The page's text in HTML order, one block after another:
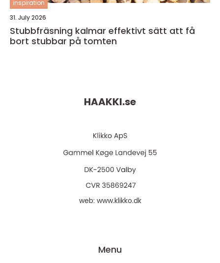
inspiration
31. July 2026
Stubbfräsning kalmar effektivt sätt att få
bort stubbar på tomten
HAAKKI.se
web: www.klikko.dk
Menu